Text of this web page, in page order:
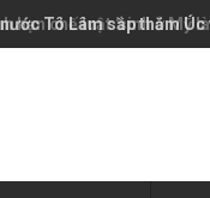
hạn chế luật 'sinh ở Mỹ là
Tô Lâm sắp thăm Úc